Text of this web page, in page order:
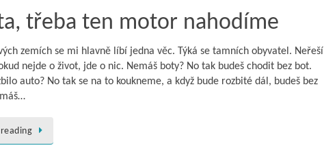
třeba ten motor nahodíme
zemích se mi hlavně líbí jedna věc. Týká se tamních obyvatel. Neřeší
nejde o život, jde o nic. Nemáš boty? No tak budeš chodit bez bot.
auto? No tak se na to koukneme, a když bude rozbité dál, budeš bez